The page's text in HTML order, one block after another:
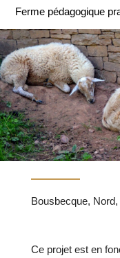
Ferme pédagogique
Ce projet est en